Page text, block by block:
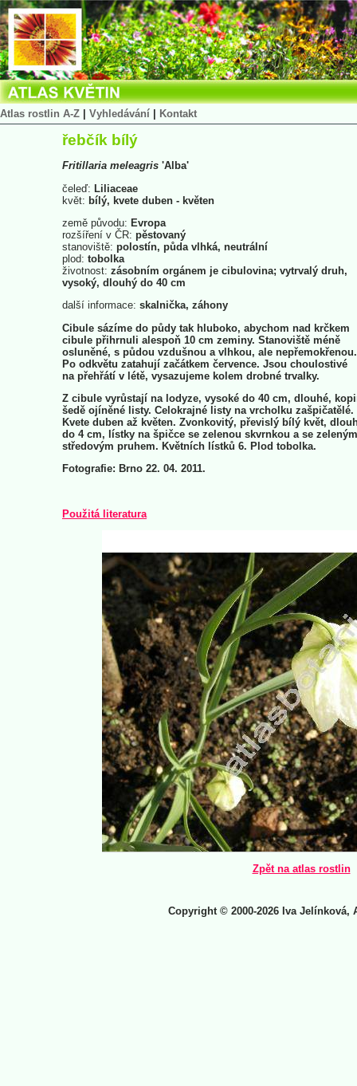
Atlas rostlin A-Z Vyhledávání Kontakt
řebčík bílý
Fritillaria meleagris 'Alba'
čeleď: Liliaceae
květ: bílý, kvete duben - květen
země původu: Evropa
rozšíření v ČR: pěstovaný
stanoviště: polostín, půda vlhká, neutrální
plod: tobolka
životnost: zásobním orgánem je cibulovina; vytrvalý druh,
vysoký, dlouhý do 40 cm
další informace: skalnička, záhony
Cibule sázíme do půdy tak hluboko, abychom nad krčkem
cibule přihrnuli alespoň 10 cm zeminy. Stanoviště méně
osluněné, s půdou vzdušnou a vlhkou, ale nepřemokřenou.
Po odkvětu zatahují začátkem července. Jsou choulostivé
na přehřátí v létě, vysazujeme kolem drobné trvalky.
Z cibule vyrůstají na lodyze, vysoké do 40 cm, dlouhé,
šedě ojíněné listy. Celokrajné listy na vrcholku zašpičatělé.
Kvete duben až květen. Zvonkovitý, převislý bílý květ,
do 4 cm, lístky na špičce se zelenou skvrnkou a se zeleným
středovým pruhem. Květních lístků 6. Plod tobolka.
Fotografie: Brno 22. 04. 2011.
Použitá literatura
Zpět na atlas rostlin
Copyright © 2000-2026 Iva Jelínková,